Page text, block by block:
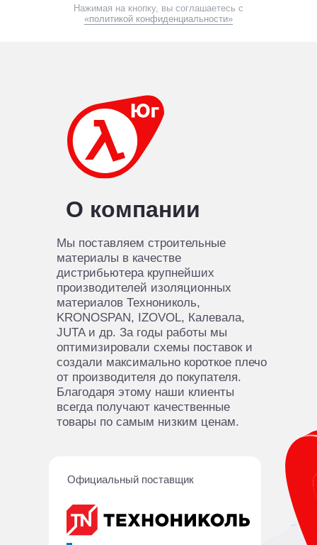
Нажимая на кнопку, вы соглашаетесь с
«политикой конфиденциальности»
О компании
Официальный поставщик
Мы поставляем строительные
материалы в качестве
дистрибьютера крупнейших
производителей изоляционных
материалов Технониколь,
KRONOSPAN, IZOVOL, Калевала,
JUTA и др. За годы работы мы
оптимизировали схемы поставок и
создали максимально короткое плечо
от производителя до покупателя.
Благодаря этому наши клиенты
всегда получают качественные
товары по самым низким ценам.